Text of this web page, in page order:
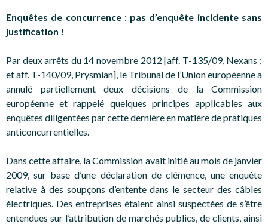
Enquêtes de concurrence : pas d’enquête incidente sans
justification !
Par deux arrêts du 14 novembre 2012 [aff. T-135/09, Nexans ;
et aff. T-140/09, Prysmian], le Tribunal de l’Union européenne a
annulé partiellement deux décisions de la Commission
européenne et rappelé quelques principes applicables aux
enquêtes diligentées par cette dernière en matière de pratiques
anticoncurrentielles.
Dans cette affaire, la Commission avait initié au mois de janvier
2009, sur base d’une déclaration de clémence, une enquête
relative à des soupçons d’entente dans le secteur des câbles
électriques. Des entreprises étaient ainsi suspectées de s’être
entendues sur l’attribution de marchés publics, de clients, ainsi